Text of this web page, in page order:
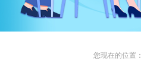
您现在的位置：